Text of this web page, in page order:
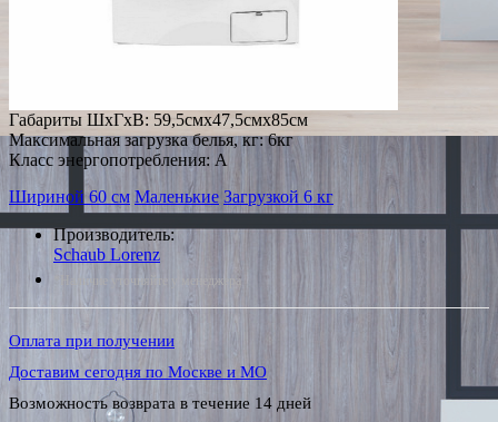
Габариты ШxГxВ: 59,5смx47,5смx85см
Максимальная загрузка белья, кг: 6кг
Класс энергопотребления: A
Шириной 60 см Маленькие Загрузкой 6 кг
Производитель:
Schaub Lorenz
*Наличие уточняйте у менеджера
Оплата при получении
Доставим сегодня по Москве и МО
Возможность возврата в течение 14 дней